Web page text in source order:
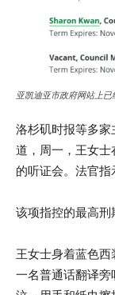
亚凯迪亚市政府网站上已
洛杉矶时报等多
道，周一，王女
的听证会。法官指
该项指控的最高刑
王女士身着蓝色
一名普通话翻译